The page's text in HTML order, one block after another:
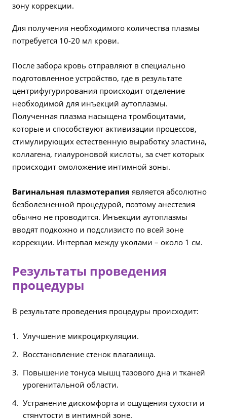
зону коррекции.
Для получения необходимого количества плазмы
потребуется 10-20 мл крови.
После забора кровь отправляют в специально
подготовленное устройство, где в результате
центрифугурирования происходит отделение
необходимой для инъекций аутоплазмы.
Полученная плазма насыщена тромбоцитами,
которые и способствуют активизации процессов,
стимулирующих естественную выработку эластина,
коллагена, гиалуроновой кислоты, за счет которых
происходит омоложение интимной зоны.
Вагинальная плазмотерапия является абсолютно
безболезненной процедурой, поэтому анестезия
обычно не проводится. Инъекции аутоплазмы
вводят подкожно и подслизисто по всей зоне
коррекции. Интервал между уколами – около 1 см.
Результаты проведения
процедуры
В результате проведения процедуры происходит:
Улучшение микроциркуляции.
Восстановление стенок влагалища.
Повышение тонуса мышц тазового дна и тканей
урогенитальной области.
Устранение дискомфорта и ощущения сухости и
стянутости в интимной зоне.